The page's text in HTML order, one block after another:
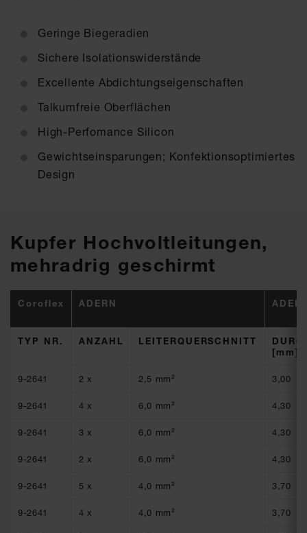
Geringe Biegeradien
Sichere Isolationswiderstände
Excellente Abdichtungseigenschaften
Talkumfreie Oberflächen
High-Perfomance Silicon
Gewichtseinsparungen; Konfektionsoptimiertes
Design
Kupfer Hochvoltleitungen,
mehradrig geschirmt
Coroflex ADERN ADER
TYP NR. ANZAHL LEITERQUERSCHNITT
[mm]
9-2641 2 x 2,5 mm² 3,00
9-2641 4 x 6,0 mm² 4,30
9-2641 3 x 6,0 mm² 4,30
9-2641 2 x 6,0 mm² 4,30
9-2641 5 x 4,0 mm² 3,70
9-2641 4 x 4,0 mm² 3,70